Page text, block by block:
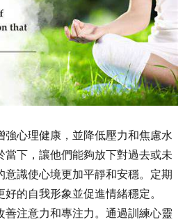
強心理健康，並降低壓力和焦慮水
當下，讓他們能夠放下對過去或未
意識使心境更加平靜和安穩。定期
的自我形象並促進情緒穩定。
善注意力和專注力。通過訓練心靈